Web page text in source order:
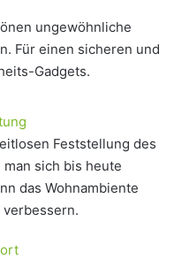
ungewöhnliche
Für einen sicheren und
Gadgets.
Feststellung des
sich bis heute
das Wohnambiente